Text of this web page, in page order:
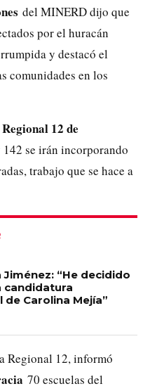
del MINERD dijo que
por el huracán
y destacó el
comunidades en los
Regional 12 de
se irán incorporando
trabajo que se hace a
Jiménez: “He decidido
candidatura
de Carolina Mejía”
Regional 12, informó
70 escuelas del